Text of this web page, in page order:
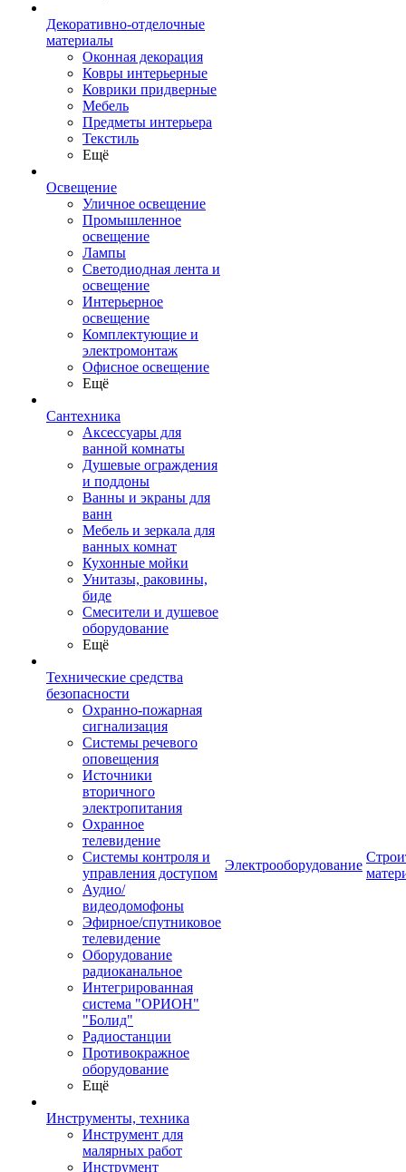
Декоративно-отделочные
материалы
Оконная декорация
Ковры интерьерные
Коврики придверные
Мебель
Предметы интерьера
Текстиль
Ещё
Освещение
Уличное освещение
Промышленное
освещение
Лампы
Светодиодная лента и
освещение
Интерьерное
освещение
Комплектующие и
электромонтаж
Офисное освещение
Ещё
Сантехника
Аксессуары для
ванной комнаты
Душевые ограждения
и поддоны
Ванны и экраны для
ванн
Мебель и зеркала для
ванных комнат
Кухонные мойки
Унитазы, раковины,
биде
Смесители и душевое
оборудование
Ещё
Технические средства
безопасности
Охранно-пожарная
сигнализация
Системы речевого
оповещения
Источники
вторичного
электропитания
Охранное
телевидение
Системы контроля и
управления доступом
Аудио/
видеодомофоны
Эфирное/спутниковое
телевидение
Оборудование
радиоканальное
Интегрированная
система "ОРИОН"
"Болид"
Радиостанции
Противокражное
оборудование
Ещё
Инструменты, техника
Инструмент для
малярных работ
Инструмент
Электрооборудование